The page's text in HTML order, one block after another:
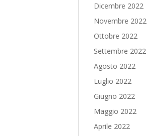
Dicembre 2022
Novembre 2022
Ottobre 2022
Settembre 2022
Agosto 2022
Luglio 2022
Giugno 2022
Maggio 2022
Aprile 2022